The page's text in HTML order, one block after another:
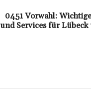
0451 Vorwahl:
und Services für